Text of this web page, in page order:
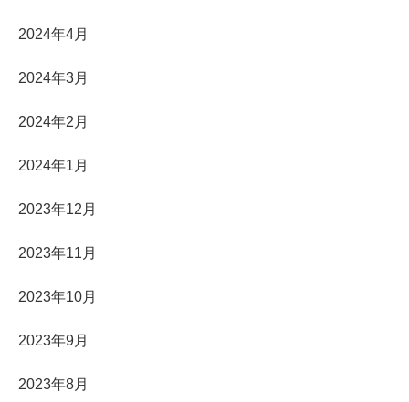
2024年4月
2024年3月
2024年2月
2024年1月
2023年12月
2023年11月
2023年10月
2023年9月
2023年8月